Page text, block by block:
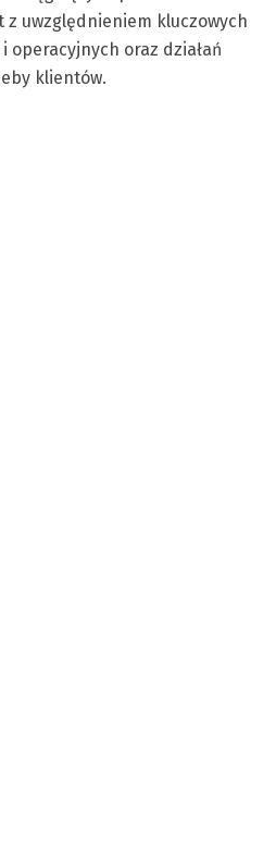
uwzględnieniem kluczowych
operacyjnych oraz działań
klientów.